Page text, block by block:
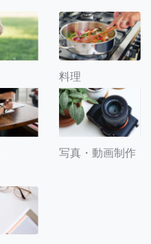
料理
写真・動画制作